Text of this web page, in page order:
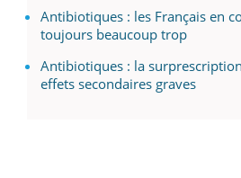
Antibiotiques : les Français en
toujours beaucoup trop
Antibiotiques : la
effets secondaires graves